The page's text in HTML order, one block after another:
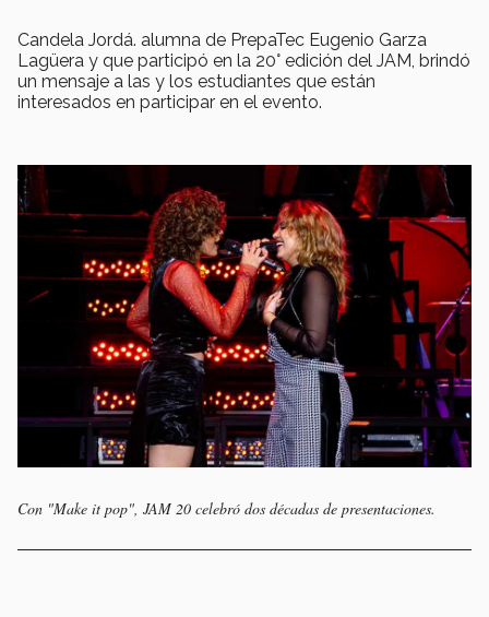
Candela Jordá. alumna de PrepaTec Eugenio Garza
Lagüera y que participó en la 20° edición del JAM, brindó
un mensaje a las y los estudiantes que están
interesados en participar en el evento.
Con "Make it pop", JAM 20 celebró dos décadas de presentaciones.